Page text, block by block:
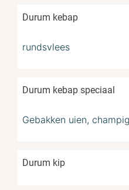
Durum kebap
rundsvlees
Durum kebap speciaal
Gebakken uien,
Durum kip